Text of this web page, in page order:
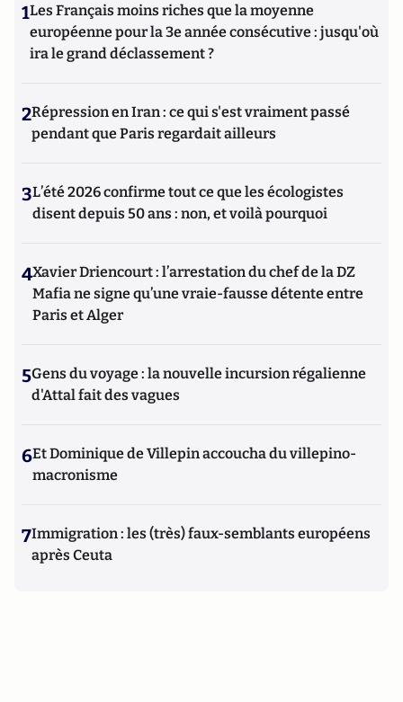
1Les Français moins riches que la moyenne
européenne pour la 3e année consécutive : jusqu'où
ira le grand déclassement ?
2Répression en Iran : ce qui s'est vraiment passé
pendant que Paris regardait ailleurs
3L’été 2026 confirme tout ce que les écologistes
disent depuis 50 ans : non, et voilà pourquoi
4Xavier Driencourt : l’arrestation du chef de la DZ
Mafia ne signe qu’une vraie-fausse détente entre
Paris et Alger
5Gens du voyage : la nouvelle incursion régalienne
d'Attal fait des vagues
6Et Dominique de Villepin accoucha du villepino-
macronisme
7Immigration : les (très) faux-semblants européens
après Ceuta